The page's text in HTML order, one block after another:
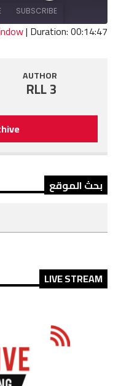
10SUBSCRIBE
| Duration: 00:14:47
AUTHOR
RLL 3
بحث الموقع
LIVE STREAM